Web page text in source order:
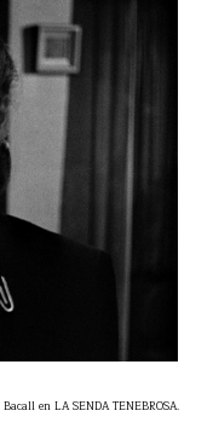
en LA SENDA TENEBROSA.